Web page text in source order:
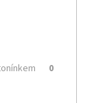
0